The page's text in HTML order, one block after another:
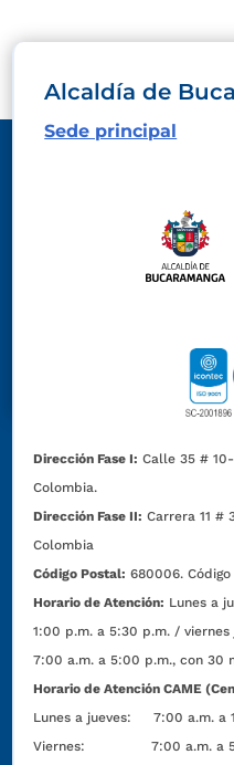
Alcaldía de
Sede principal
Dirección Fase I: Calle 35 #
Colombia.
Dirección Fase II: Carrera 11 #
Colombia
Código Postal: 680006.
Horario de Atención: Lunes a
1:00 p.m. a 5:30 p.m. /
7:00 a.m. a 5:00 p.m., con 30
Horario de Atención CAME
Lunes a jueves: 7:00 a.m. a
Viernes: 7:00 a.m. a 5:00